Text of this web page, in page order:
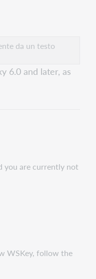
da un testo
6.0 and later, as
you are currently not
WSKey, follow the